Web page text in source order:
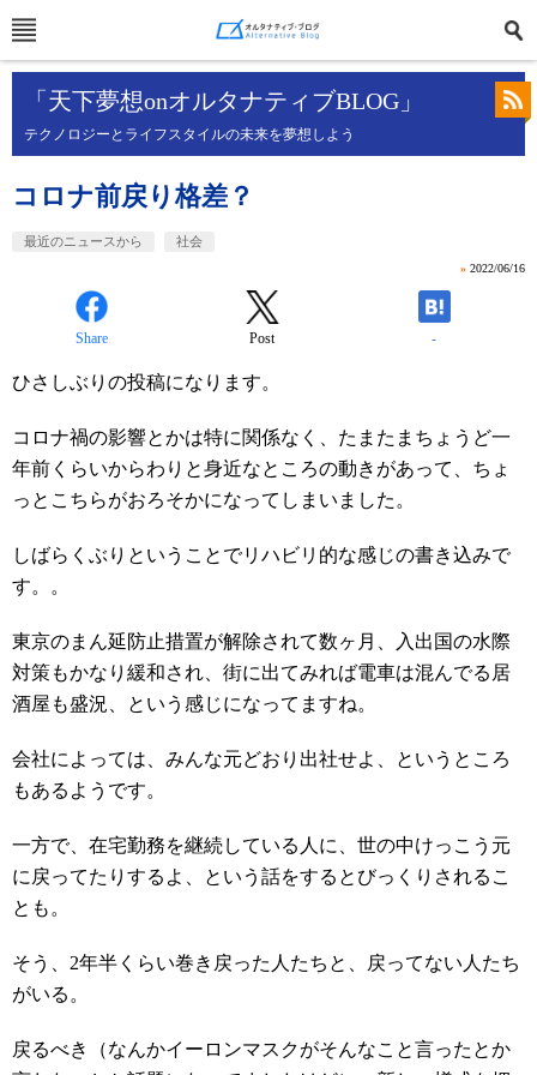
「天下夢想onオルタナティブBLOG」
テクノロジーとライフスタイルの未来を夢想しよう
コロナ前戻り格差？
最近のニュースから 社会
» 2022/06/16
Share Post -
ひさしぶりの投稿になります。
コロナ禍の影響とかは特に関係なく、たまたまちょうど一
年前くらいからわりと身近なところの動きがあって、ちょ
っとこちらがおろそかになってしまいました。
しばらくぶりということでリハビリ的な感じの書き込みで
す。。
東京のまん延防止措置が解除されて数ヶ月、入出国の水際
対策もかなり緩和され、街に出てみれば電車は混んでる居
酒屋も盛況、という感じになってますね。
会社によっては、みんな元どおり出社せよ、というところ
もあるようです。
一方で、在宅勤務を継続している人に、世の中けっこう元
に戻ってたりするよ、という話をするとびっくりされるこ
とも。
そう、2年半くらい巻き戻った人たちと、戻ってない人たち
がいる。
戻るべき（なんかイーロンマスクがそんなこと言ったとか